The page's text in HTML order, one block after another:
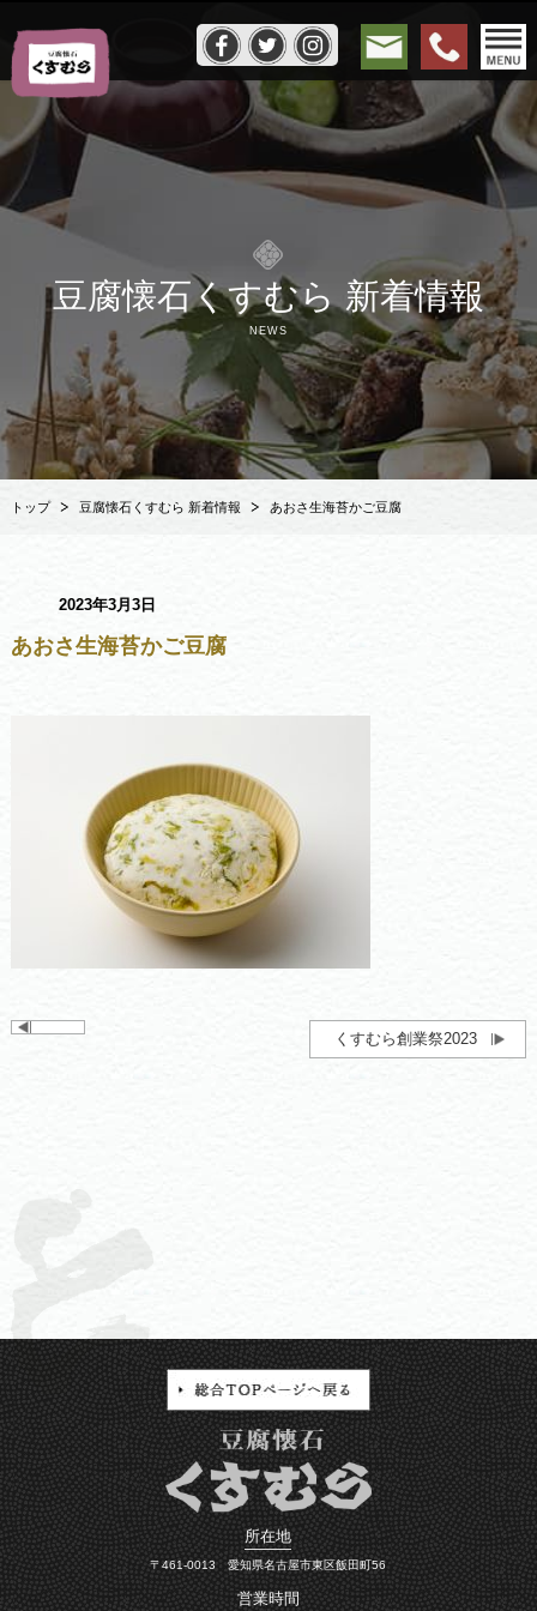
豆腐懐石くすむら 新着情報
NEWS
トップ 豆腐懐石くすむら 新着情報 あおさ生海苔かご豆腐
2023年3月3日
あおさ生海苔かご豆腐
くすむら創業祭2023
所在地
〒461-0013 愛知県名古屋市東区飯田町56
営業時間